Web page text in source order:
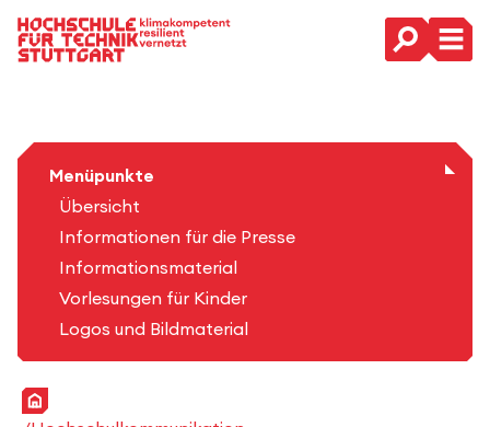
Hauptnavigation
Menüpunkte
Übersicht
Informationen für die Presse
Informationsmaterial
Vorlesungen für Kinder
Logos und Bildmaterial
Startseite